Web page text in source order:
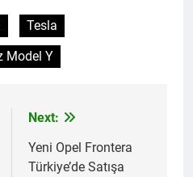
Tesla
Model Y
Next:
Yeni Opel Frontera
Türkiye’de Satışa